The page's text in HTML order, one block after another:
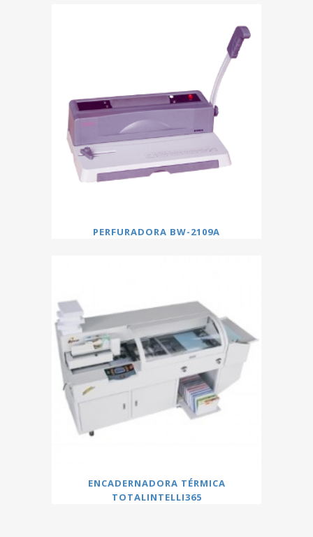
PERFURADORA BW-2109A
ENCADERNADORA TÉRMICA
TOTALINTELLI365